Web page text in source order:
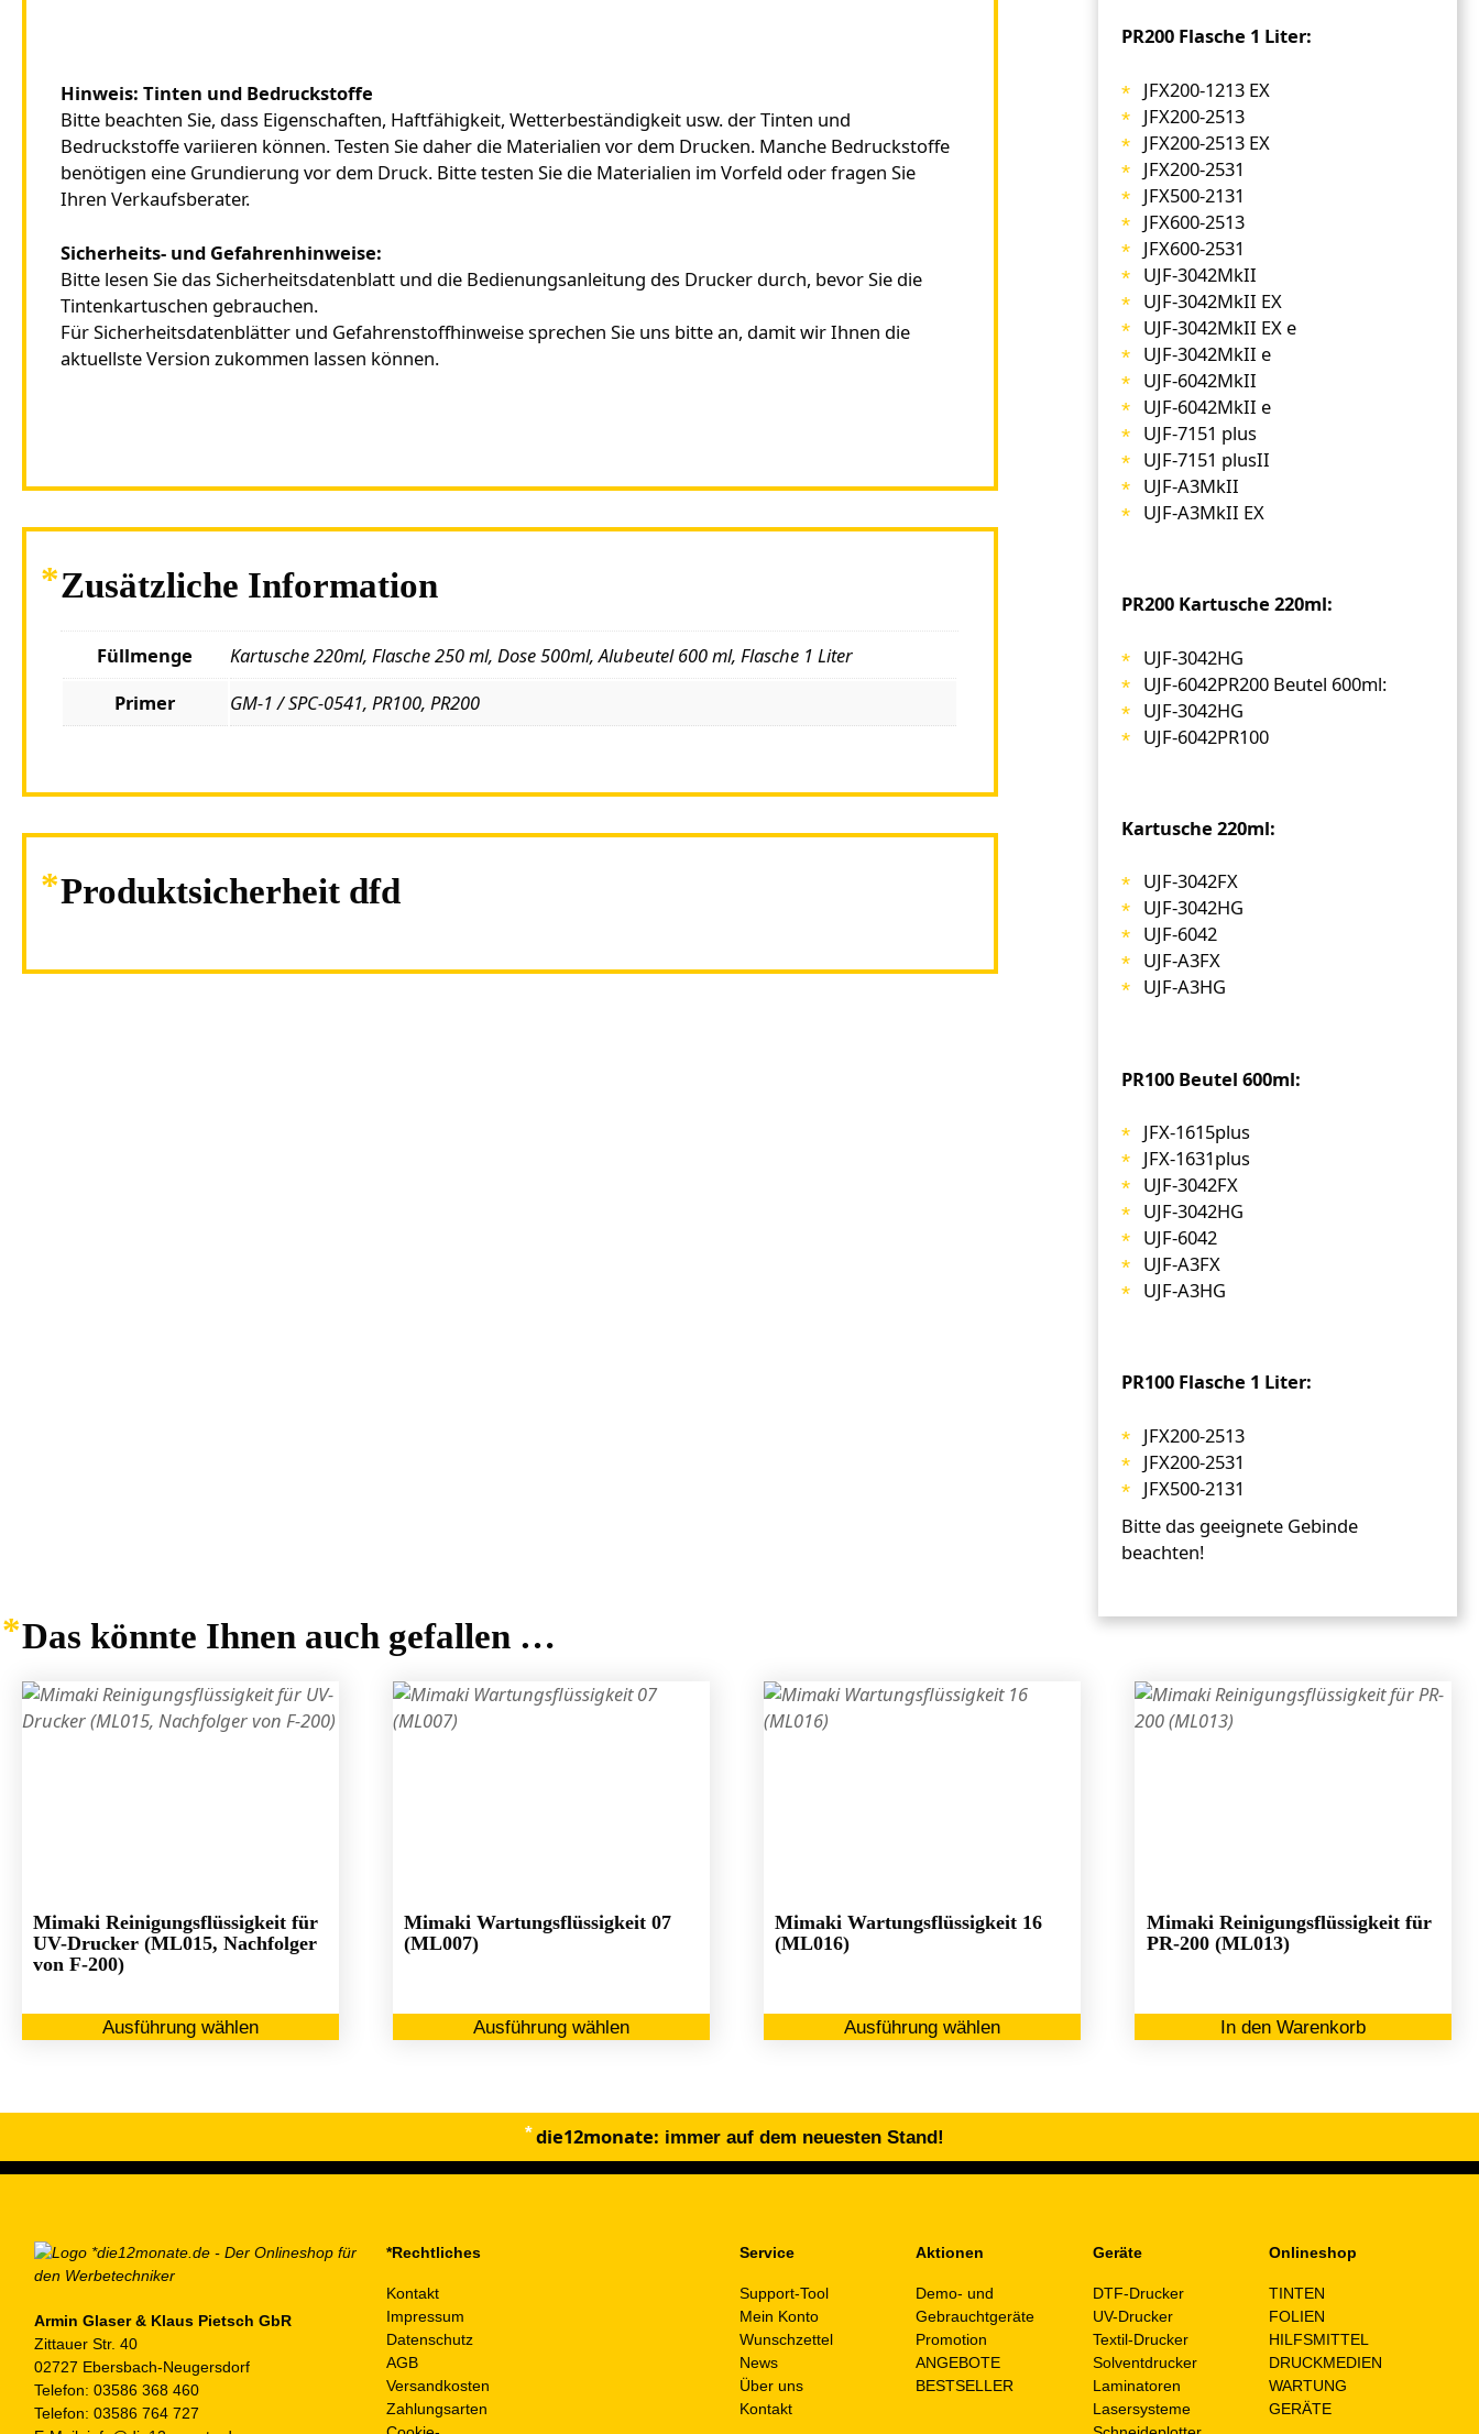
Hinweis: Tinten und Bedruckstoffe
Bitte beachten Sie, dass Eigenschaften, Haftfähigkeit, Wetterbeständigkeit usw. der Tinten und
Bedruckstoffe variieren können. Testen Sie daher die Materialien vor dem Drucken. Manche Bedruckstoffe
benötigen eine Grundierung vor dem Druck. Bitte testen Sie die Materialien im Vorfeld oder fragen Sie
Ihren Verkaufsberater.
Sicherheits- und Gefahrenhinweise:
Bitte lesen Sie das Sicherheitsdatenblatt und die Bedienungsanleitung des Drucker durch, bevor Sie die
Tintenkartuschen gebrauchen.
Für Sicherheitsdatenblätter und Gefahrenstoffhinweise sprechen Sie uns bitte an, damit wir Ihnen die
aktuellste Version zukommen lassen können.
Zusätzliche Information
Füllmenge
Kartusche 220ml, Flasche 250 ml, Dose 500ml, Alubeutel 600 ml, Flasche 1 Liter
Primer
GM-1 / SPC-0541, PR100, PR200
Produktsicherheit dfd
PR200 Flasche 1 Liter:
JFX200-1213 EX
JFX200-2513
JFX200-2513 EX
JFX200-2531
JFX500-2131
JFX600-2513
JFX600-2531
UJF-3042MkII
UJF-3042MkII EX
UJF-3042MkII EX e
UJF-3042MkII e
UJF-6042MkII
UJF-6042MkII e
UJF-7151 plus
UJF-7151 plusII
UJF-A3MkII
UJF-A3MkII EX
PR200 Kartusche 220ml:
UJF-3042HG
UJF-6042PR200 Beutel 600ml:
UJF-3042HG
UJF-6042PR100
Kartusche 220ml:
UJF-3042FX
UJF-3042HG
UJF-6042
UJF-A3FX
UJF-A3HG
PR100 Beutel 600ml:
JFX-1615plus
JFX-1631plus
UJF-3042FX
UJF-3042HG
UJF-6042
UJF-A3FX
UJF-A3HG
PR100 Flasche 1 Liter:
JFX200-2513
JFX200-2531
JFX500-2131
Bitte das geeignete Gebinde
beachten!
Das könnte Ihnen auch gefallen …
Mimaki Reinigungsflüssigkeit für
UV-Drucker (ML015, Nachfolger
von F-200)
Ausführung wählen
Varianten
Die
auf
Produktseite
gewählt
werden
Mimaki Wartungsflüssigkeit 07
(ML007)
Ausführung wählen
Varianten
auf.
Die
Produktseite
gewählt
werden
Mimaki Wartungsflüssigkeit 16
(ML016)
Ausführung wählen
Varianten
Die
auf
Produktseite
gewählt
werden
Mimaki Reinigungsflüssigkeit für
PR-200 (ML013)
In den Warenkorb
die12monate: immer auf dem neuesten Stand!
Armin Glaser & Klaus Pietsch GbR
Zittauer Str. 40
02727 Ebersbach-Neugersdorf
Telefon: 03586 368 460
Telefon: 03586 764 727
*Rechtliches
Kontakt
Impressum
Datenschutz
AGB
Versandkosten
Zahlungsarten
Service
Support-Tool
Mein Konto
Wunschzettel
News
Über uns
Kontakt
Aktionen
Demo- und
Gebrauchtgeräte
Promotion
ANGEBOTE
BESTSELLER
Geräte
DTF-Drucker
UV-Drucker
Textil-Drucker
Solventdrucker
Laminatoren
Lasersysteme
Onlineshop
TINTEN
FOLIEN
HILFSMITTEL
DRUCKMEDIEN
WARTUNG
GERÄTE